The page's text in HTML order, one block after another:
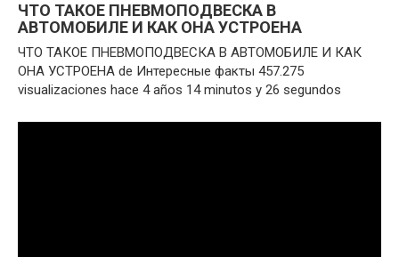
ЧТО ТАКОЕ ПНЕВМОПОДВЕСКА В
АВТОМОБИЛЕ И КАК ОНА УСТРОЕНА
ЧТО ТАКОЕ ПНЕВМОПОДВЕСКА В АВТОМОБИЛЕ И КАК
ОНА УСТРОЕНА de Интересные факты 457.275
visualizaciones hace 4 años 14 minutos y 26 segundos